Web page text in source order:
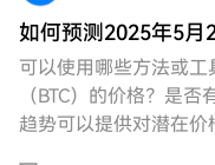
如何预测2025年5月
可以使用哪些方法或
（BTC）的价格？是
趋势可以提供对潜在